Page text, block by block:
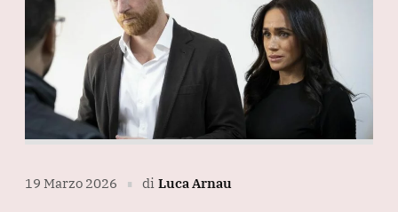
19 Marzo 2026 ∎ di Luca Arnau